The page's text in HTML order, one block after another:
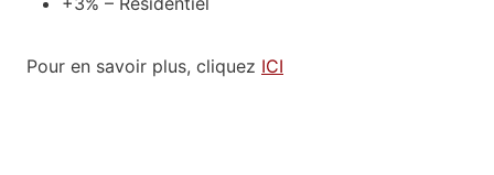
Pour en savoir plus, cliquez ICI